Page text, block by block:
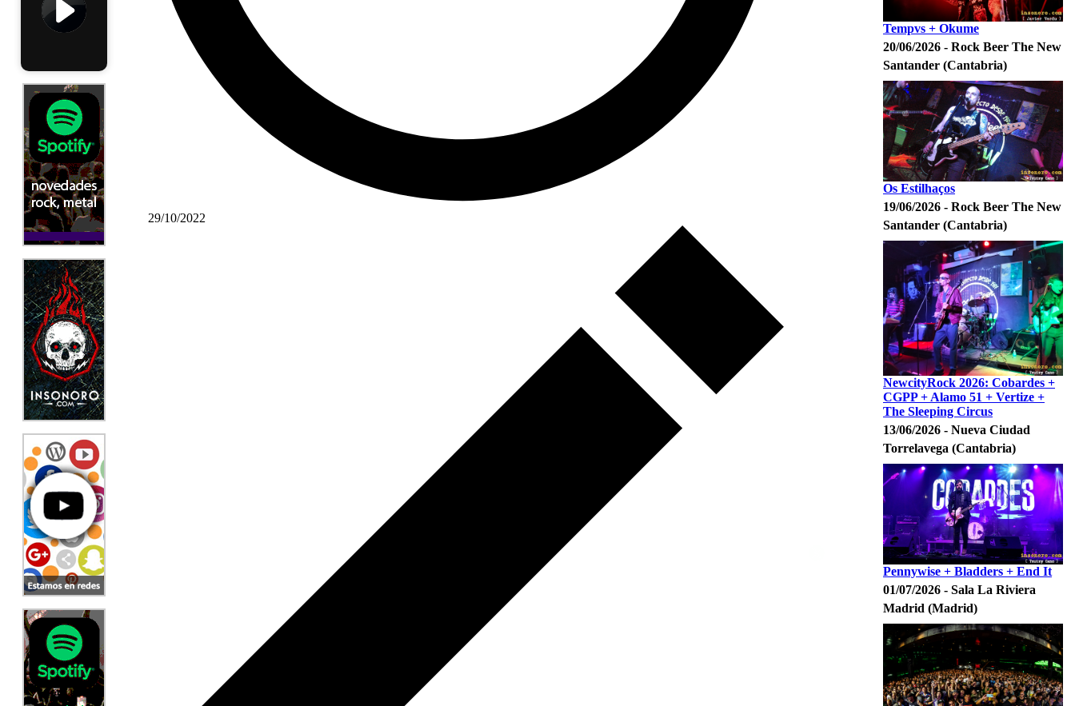
29/10/2022
Tempvs + Okume
20/06/2026 - Rock Beer The New
Santander (Cantabria)
Os Estilhaços
19/06/2026 - Rock Beer The New
Santander (Cantabria)
NewcityRock 2026: Cobardes +
CGPP + Alamo 51 + Vertize +
The Sleeping Circus
13/06/2026 - Nueva Ciudad
Torrelavega (Cantabria)
Pennywise + Bladders + End It
01/07/2026 - Sala La Riviera
Madrid (Madrid)